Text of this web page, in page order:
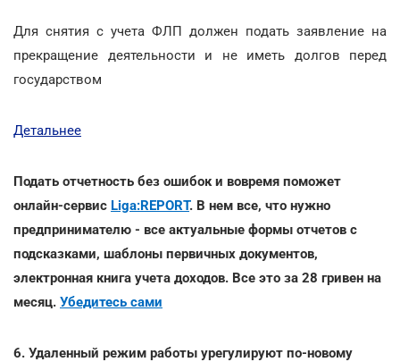
Для снятия с учета ФЛП должен подать заявление на
прекращение деятельности и не иметь долгов перед
государством
Детальнее
Подать отчетность без ошибок и вовремя поможет
онлайн-сервис Liga:REPORT. В нем все, что нужно
предпринимателю - все актуальные формы отчетов с
подсказками, шаблоны первичных документов,
электронная книга учета доходов. Все это за 28 гривен на
месяц. Убедитесь сами
6. Удаленный режим работы урегулируют по-новому